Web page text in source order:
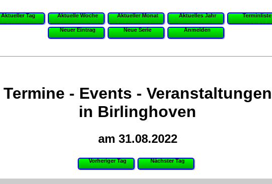
Aktueller Tag Aktuelle Woche Aktueller Monat Aktuelles Jahr Terminliste
Neuer Eintrag Neue Serie Anmelden
Termine - Events - Veranstaltungen
in Birlinghoven
am 31.08.2022
Vorheriger Tag Nächster Tag